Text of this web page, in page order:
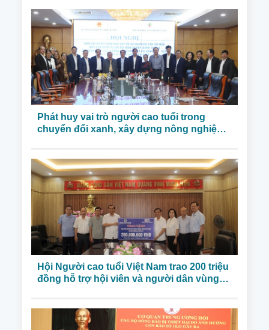
Phát huy vai trò người cao tuổi trong
chuyển đổi xanh, xây dựng nông nghiệp
Hội Người cao tuổi Việt Nam trao 200 triệu
đồng hỗ trợ hội viên và người dân vùng